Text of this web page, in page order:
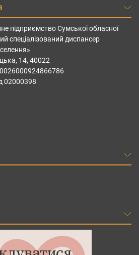
підприємство Сумської обласної
спеціалізований диспансер
14, 40022
02000398